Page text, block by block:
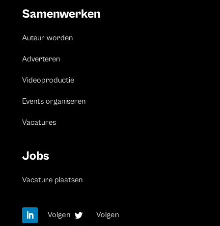
Samenwerken
Auteur worden
Adverteren
Videoproductie
Events organiseren
Vacatures
Jobs
Vacature plaatsen
Volgen Volgen